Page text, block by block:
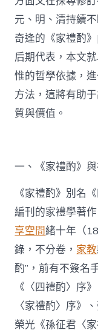
元、明、清持續
奇逢的《家禮酌
后期代表，本文
惟的哲學依據，
方法，這將有助
質與價值。
一、《家禮酌》
《家禮酌》別名
編刊的家禮學著
享空間緒十年（
錄，不分卷， 家教
酌”，前有不簽名
《〈四禮酌〉序
〈家禮酌〉序》
榮光《孫征君〈